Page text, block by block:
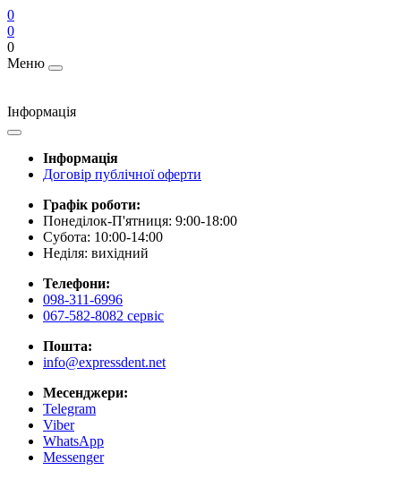
0
0
0
Меню
Інформація
Інформація
Договір публічної оферти
Графік роботи:
Понеділок-П'ятниця: 9:00-18:00
Субота: 10:00-14:00
Неділя: вихідний
Телефони:
098-311-6996
067-582-8082 сервіс
Пошта:
info@expressdent.net
Месенджери:
Telegram
Viber
WhatsApp
Messenger